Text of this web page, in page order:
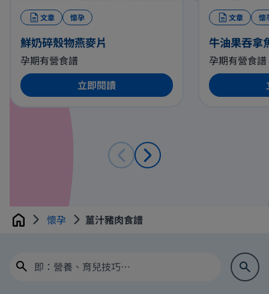
文章 懷孕
鮮奶碎殼物燕麥片
孕期有營食譜
立即閱讀
文章 懷
牛油果吞拿
孕期有營食譜
Home 懷孕 薑汁豬肉食譜